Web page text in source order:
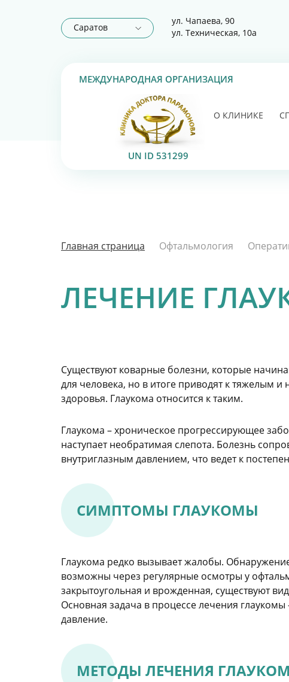
Саратов
ул. Чапаева, 90
ул. Техническая, 10а
МЕЖДУНАРОДНАЯ ОРГАНИЗАЦИЯ
UN ID 531299
О КЛИНИКЕ
Главная страница Офтальмология
ЛЕЧЕНИЕ
Существуют коварные болезни, которые
для человека, но в итоге приводят к тяжелым
здоровья. Глаукома относится к таким.
Глаукома – хроническое прогрессирующее
наступает необратимая слепота. Болезнь
внутриглазным давлением, что ведет к
СИМПТОМЫ ГЛАУКОМЫ
Глаукома редко вызывает жалобы.
возможны через регулярные осмотры у
закрытоугольная и врожденная, существуют
Основная задача в процессе лечения
давление.
МЕТОДЫ ЛЕЧЕНИЯ